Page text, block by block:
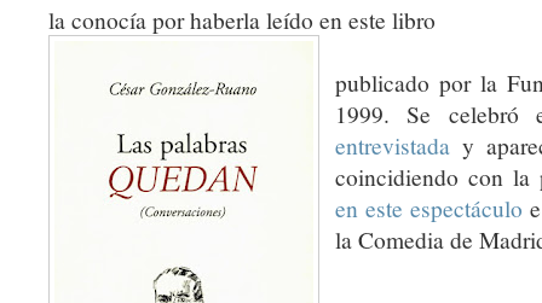
la conocía por haberla leído en este libro
publicado por la
1999. Se
entrevistada y
coincidiendo con la
en este espectáculo
la Comedia de